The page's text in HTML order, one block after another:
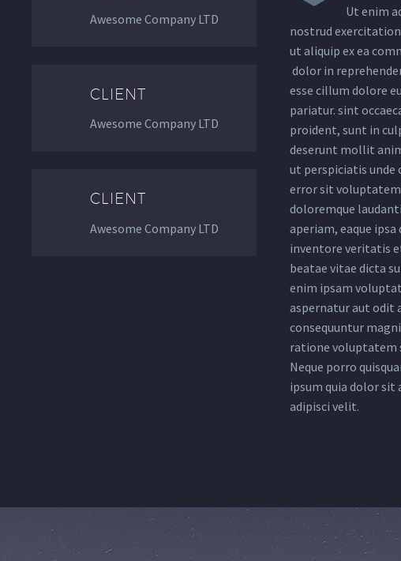
Awesome Company LTD
CLIENT
Awesome Company LTD
CLIENT
Awesome Company LTD
Ut enim
nostrud
ut aliquip ex ea
dolor in
esse cillum dolore
pariatur. sint
proident, sunt in
deserunt mollit
ut perspiciatis unde
error sit
doloremque
aperiam, eaque ipsa
inventore veritatis
beatae vitae dicta
enim ipsam
aspernatur aut odit
consequuntur
ratione voluptatem
Neque porro
ipsum quia dolor sit
adipisci velit.